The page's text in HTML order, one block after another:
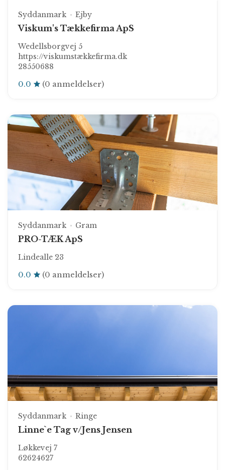
Syddanmark Ejby
Viskum's Tækkefirma ApS
Wedellsborgvej 5
https://viskumstækkefirma.dk
28550688
0.0 (0 anmeldelser)
Syddanmark Gram
PRO-TÆK ApS
Lindealle 23
0.0 (0 anmeldelser)
Syddanmark Ringe
Linne`e Tag v/Jens Jensen
Løkkevej 7
62624627